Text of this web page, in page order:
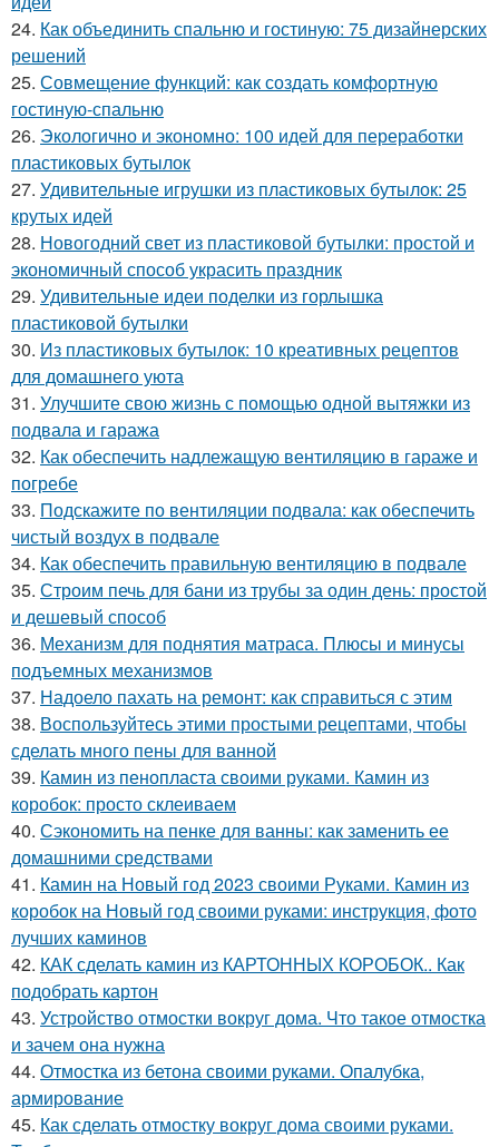
24. Как объединить спальню и гостиную: 75 дизайнерских
решений
25. Совмещение функций: как создать комфортную
гостиную-спальню
26. Экологично и экономно: 100 идей для переработки
пластиковых бутылок
27. Удивительные игрушки из пластиковых бутылок: 25
крутых идей
28. Новогодний свет из пластиковой бутылки: простой и
экономичный способ украсить праздник
29. Удивительные идеи поделки из горлышка
пластиковой бутылки
30. Из пластиковых бутылок: 10 креативных рецептов
для домашнего уюта
31. Улучшите свою жизнь с помощью одной вытяжки из
подвала и гаража
32. Как обеспечить надлежащую вентиляцию в гараже и
погребе
33. Подскажите по вентиляции подвала: как обеспечить
чистый воздух в подвале
34. Как обеспечить правильную вентиляцию в подвале
35. Строим печь для бани из трубы за один день: простой
и дешевый способ
36. Механизм для поднятия матраса. Плюсы и минусы
подъемных механизмов
37. Надоело пахать на ремонт: как справиться с этим
38. Воспользуйтесь этими простыми рецептами, чтобы
сделать много пены для ванной
39. Камин из пенопласта своими руками. Камин из
коробок: просто склеиваем
40. Сэкономить на пенке для ванны: как заменить ее
домашними средствами
41. Камин на Новый год 2023 своими Руками. Камин из
коробок на Новый год своими руками: инструкция, фото
лучших каминов
42. КАК сделать камин из КАРТОННЫХ КОРОБОК.. Как
подобрать картон
43. Устройство отмостки вокруг дома. Что такое отмостка
и зачем она нужна
44. Отмостка из бетона своими руками. Опалубка,
армирование
45. Как сделать отмостку вокруг дома своими руками.